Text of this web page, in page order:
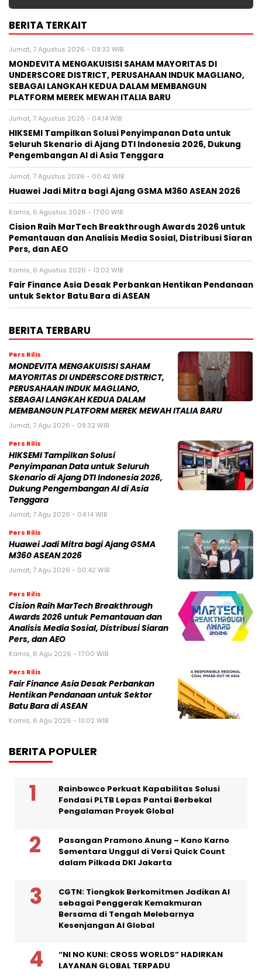
BERITA TERKAIT
Jumat, 7 Agustus 2026 - 09:32 WIB
MONDEVITA MENGAKUISISI SAHAM MAYORITAS DI
UNDERSCORE DISTRICT, PERUSAHAAN INDUK MAGLIANO,
SEBAGAI LANGKAH KEDUA DALAM MEMBANGUN
PLATFORM MEREK MEWAH ITALIA BARU
Jumat, 7 Agustus 2026 - 04:14 WIB
HIKSEMI Tampilkan Solusi Penyimpanan Data untuk
Seluruh Skenario di Ajang DTI Indonesia 2026, Dukung
Pengembangan AI di Asia Tenggara
Jumat, 7 Agustus 2026 - 00:42 WIB
Huawei Jadi Mitra bagi Ajang GSMA M360 ASEAN 2026
Kamis, 6 Agustus 2026 - 17:00 WIB
Cision Raih MarTech Breakthrough Awards 2026 untuk
Pemantauan dan Analisis Media Sosial, Distribusi Siaran
Pers, dan AEO
Kamis, 6 Agustus 2026 - 13:02 WIB
Fair Finance Asia Desak Perbankan Hentikan Pendanaan
untuk Sektor Batu Bara di ASEAN
BERITA TERBARU
Pers Rilis
MONDEVITA MENGAKUISISI SAHAM
MAYORITAS DI UNDERSCORE DISTRICT,
PERUSAHAAN INDUK MAGLIANO,
SEBAGAI LANGKAH KEDUA DALAM
MEMBANGUN PLATFORM MEREK MEWAH ITALIA BARU
Jumat, 7 Agu 2026 - 09:32 WIB
Pers Rilis
HIKSEMI Tampilkan Solusi
Penyimpanan Data untuk Seluruh
Skenario di Ajang DTI Indonesia 2026,
Dukung Pengembangan AI di Asia
Tenggara
Jumat, 7 Agu 2026 - 04:14 WIB
Pers Rilis
Huawei Jadi Mitra bagi Ajang GSMA
M360 ASEAN 2026
Jumat, 7 Agu 2026 - 00:42 WIB
Pers Rilis
Cision Raih MarTech Breakthrough
Awards 2026 untuk Pemantauan dan
Analisis Media Sosial, Distribusi Siaran
Pers, dan AEO
Kamis, 6 Agu 2026 - 17:00 WIB
Pers Rilis
Fair Finance Asia Desak Perbankan
Hentikan Pendanaan untuk Sektor
Batu Bara di ASEAN
Kamis, 6 Agu 2026 - 13:02 WIB
BERITA POPULER
Rainbowco Perkuat Kapabilitas Solusi
Fondasi PLTB Lepas Pantai Berbekal
Pengalaman Proyek Global
Pasangan Pramono Anung – Kano Karno
Sementara Unggul di Versi Quick Count
dalam Pilkada DKI Jakarta
CGTN: Tiongkok Berkomitmen Jadikan AI
sebagai Penggerak Kemakmuran
Bersama di Tengah Melebarnya
Kesenjangan AI Global
“NI NO KUNI: CROSS WORLDS” HADIRKAN
LAYANAN GLOBAL TERPADU